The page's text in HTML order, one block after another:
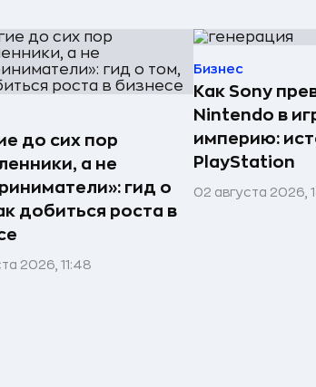
до сих пор
а не
гид о
добиться роста в
2026, 11:48
Бизнес
Как Sony
Nintendo в
империю:
PlayStation
02 августа 2026,